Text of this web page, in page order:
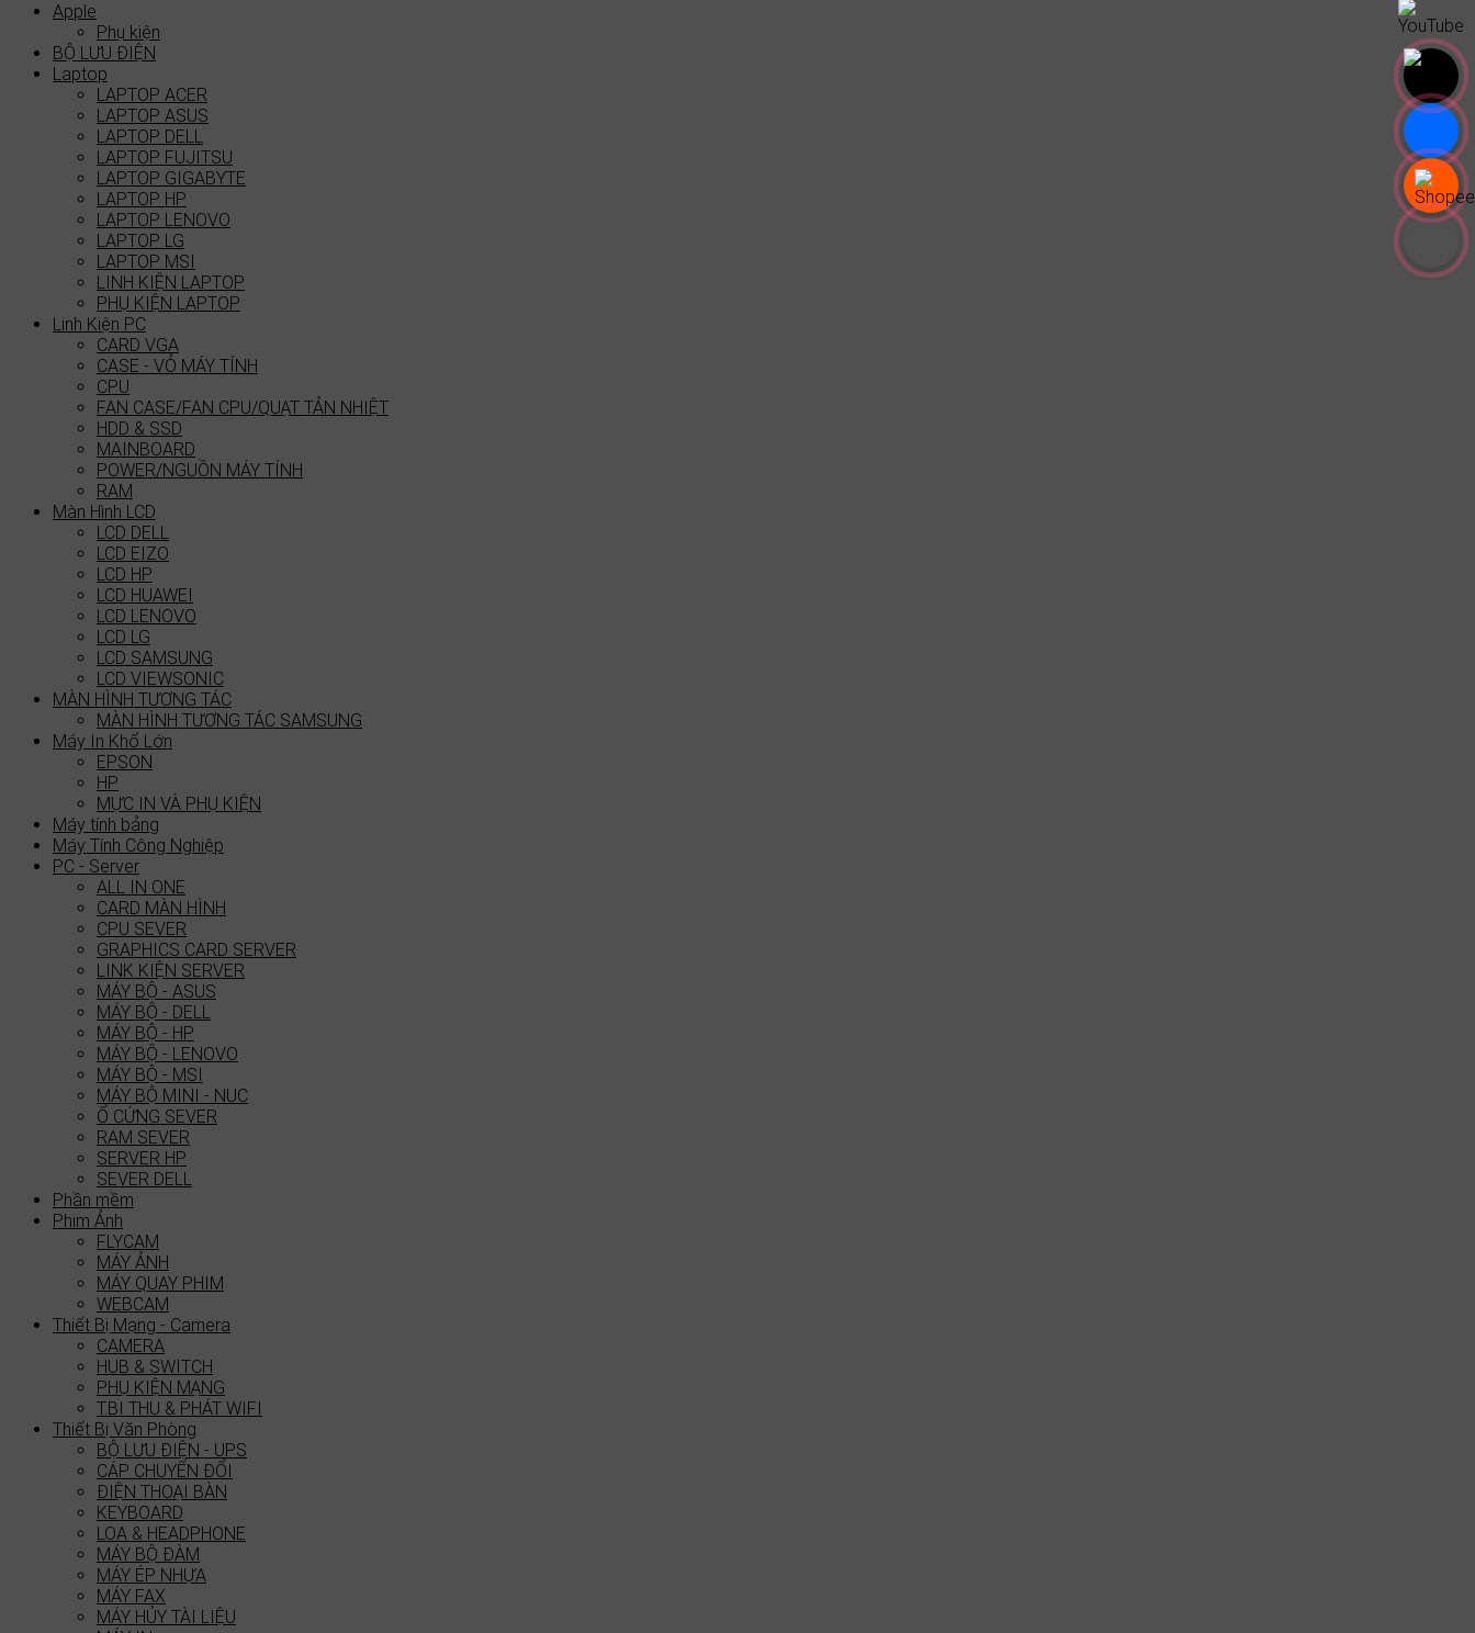
Apple
Phụ kiện
BỘ LƯU ĐIỆN
Laptop
LAPTOP ACER
LAPTOP ASUS
LAPTOP DELL
LAPTOP FUJITSU
LAPTOP GIGABYTE
LAPTOP HP
LAPTOP LENOVO
LAPTOP LG
LAPTOP MSI
LINH KIỆN LAPTOP
PHỤ KIỆN LAPTOP
Linh Kiện PC
CARD VGA
CASE - VỎ MÁY TÍNH
CPU
FAN CASE/FAN CPU/QUẠT TẢN NHIỆT
HDD & SSD
MAINBOARD
POWER/NGUỒN MÁY TÍNH
RAM
Màn Hình LCD
LCD DELL
LCD EIZO
LCD HP
LCD HUAWEI
LCD LENOVO
LCD LG
LCD SAMSUNG
LCD VIEWSONIC
MÀN HÌNH TƯƠNG TÁC
MÀN HÌNH TƯƠNG TÁC SAMSUNG
Máy In Khổ Lớn
EPSON
HP
MỰC IN VÀ PHỤ KIỆN
Máy tính bảng
Máy Tính Công Nghiệp
PC - Server
ALL IN ONE
CARD MÀN HÌNH
CPU SEVER
GRAPHICS CARD SERVER
LINK KIỆN SERVER
MÁY BỘ - ASUS
MÁY BỘ - DELL
MÁY BỘ - HP
MÁY BỘ - LENOVO
MÁY BỘ - MSI
MÁY BỘ MINI - NUC
Ổ CỨNG SEVER
RAM SEVER
SERVER HP
SEVER DELL
Phần mềm
Phim Ảnh
FLYCAM
MÁY ẢNH
MÁY QUAY PHIM
WEBCAM
Thiết Bị Mạng - Camera
CAMERA
HUB & SWITCH
PHỤ KIỆN MẠNG
T.BI THU & PHÁT WIFI
Thiết Bị Văn Phòng
BỘ LƯU ĐIỆN - UPS
CÁP CHUYỂN ĐỔI
ĐIỆN THOẠI BÀN
KEYBOARD
LOA & HEADPHONE
MÁY BỘ ĐÀM
MÁY ÉP NHỰA
MÁY FAX
MÁY HỦY TÀI LIỆU